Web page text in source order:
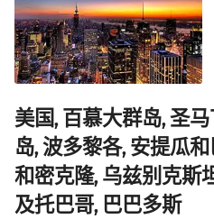
美国, 百慕大群岛, 圣
岛, 波多黎各, 安提瓜
和密克隆, 乌兹别克斯
及托巴哥, 巴巴多斯